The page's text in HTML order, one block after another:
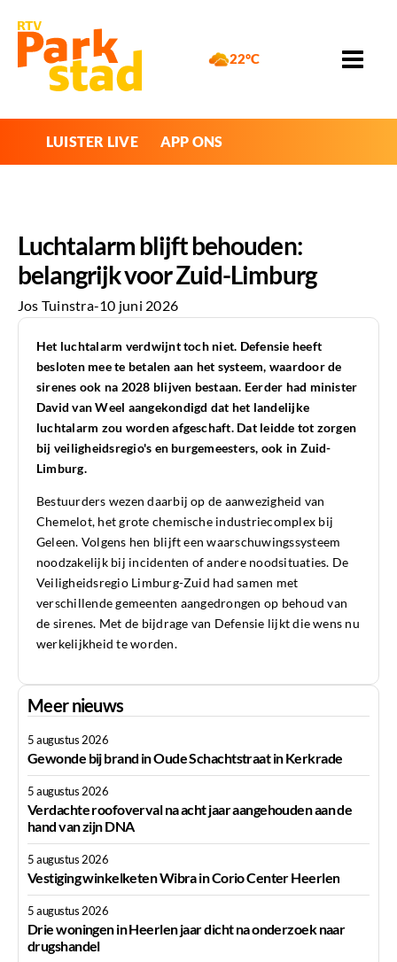
22°C
LUISTER LIVE APP ONS
Luchtalarm blijft behouden:
belangrijk voor Zuid-Limburg
Jos Tuinstra-10 juni 2026
Het luchtalarm verdwijnt toch niet. Defensie heeft
besloten mee te betalen aan het systeem, waardoor de
sirenes ook na 2028 blijven bestaan. Eerder had minister
David van Weel aangekondigd dat het landelijke
luchtalarm zou worden afgeschaft. Dat leidde tot zorgen
bij veiligheidsregio's en burgemeesters, ook in Zuid-
Limburg.
Bestuurders wezen daarbij op de aanwezigheid van
Chemelot, het grote chemische industriecomplex bij
Geleen. Volgens hen blijft een waarschuwingssysteem
noodzakelijk bij incidenten of andere noodsituaties. De
Veiligheidsregio Limburg-Zuid had samen met
verschillende gemeenten aangedrongen op behoud van
de sirenes. Met de bijdrage van Defensie lijkt die wens nu
werkelijkheid te worden.
Meer nieuws
5 augustus 2026
Gewonde bij brand in Oude Schachtstraat in Kerkrade
5 augustus 2026
Verdachte roofoverval na acht jaar aangehouden aan de
hand van zijn DNA
5 augustus 2026
Vestiging winkelketen Wibra in Corio Center Heerlen
5 augustus 2026
Drie woningen in Heerlen jaar dicht na onderzoek naar
drugshandel